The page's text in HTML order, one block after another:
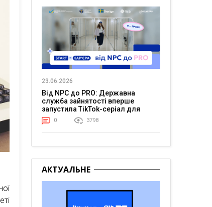
23.06.2026
Від NPC до PRO: Державна
служба зайнятості вперше
запустила TikTok-серіал для
молоді
0 3798
АКТУАЛЬНЕ